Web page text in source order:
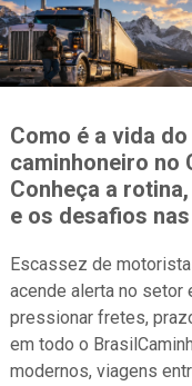
Como é a vida do
caminhoneiro no
Conheça a
e os desafios
Escassez de
acende alerta no setor
pressionar fretes,
em todo o
modernos, viagens